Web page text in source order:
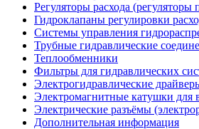
Регуляторы расхода
Гидроклапаны регулировки
Системы управления
Трубные гидравлические
Теплообменники
Фильтры для гидравлических
Электрогидравлические
Электромагнитные катушки для
Электрические разъёмы
Дополнительная информация